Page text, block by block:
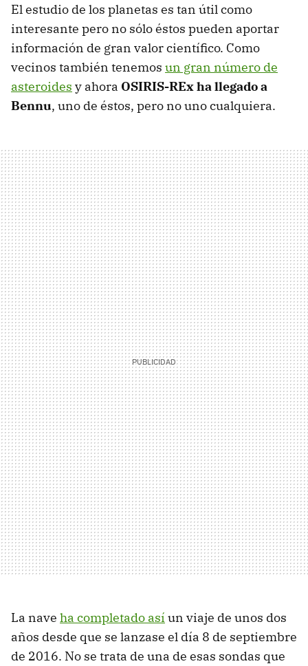
El estudio de los planetas es tan útil como
interesante pero no sólo éstos pueden aportar
información de gran valor científico. Como
vecinos también tenemos un gran número de
asteroides y ahora OSIRIS-REx ha llegado a
Bennu, uno de éstos, pero no uno cualquiera.
La nave ha completado así un viaje de unos dos
años desde que se lanzase el día 8 de septiembre
de 2016. No se trata de una de esas sondas que